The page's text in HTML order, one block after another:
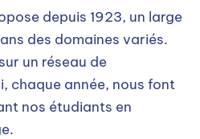
depuis 1923, un large
des domaines variés.
un réseau de
chaque année, nous font
nos étudiants en